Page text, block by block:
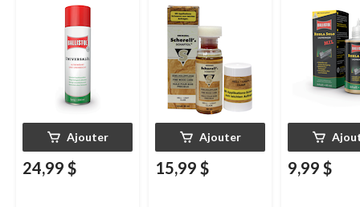
vaporisateur, 400 ml
Ajouter
24,99 $
50 ml
Ajouter
15,99 $ 9,99 $